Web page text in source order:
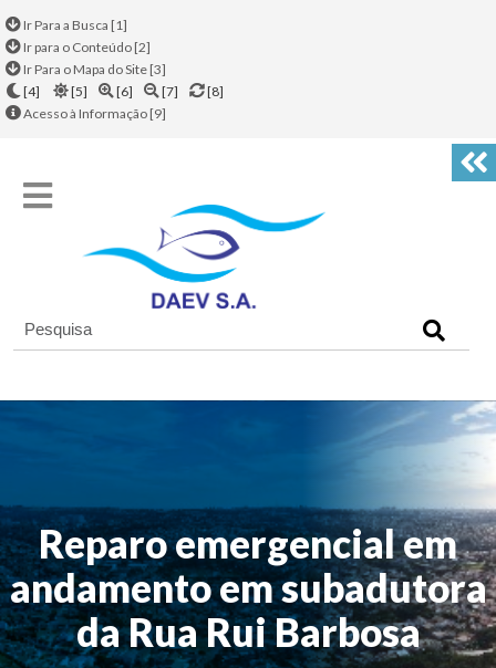
Ir Para a Busca [1]
Ir para o Conteúdo [2]
Ir Para o Mapa do Site [3]
[4]
[5] [6] [7]
[8]
Acesso à Informação [9]
Reparo emergencial em
andamento em subadutora
da Rua Rui Barbosa